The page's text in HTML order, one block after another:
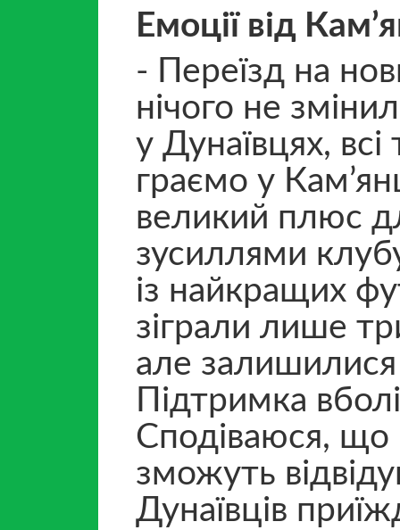
Емоції від Кам’
- Переїзд на
нічого не
у Дунаївцях,
граємо у
великий плюс
зусиллями
із найкращих
зіграли лише
але залишилися
Підтримка
Сподіваюся, що
зможуть
Дунаївців